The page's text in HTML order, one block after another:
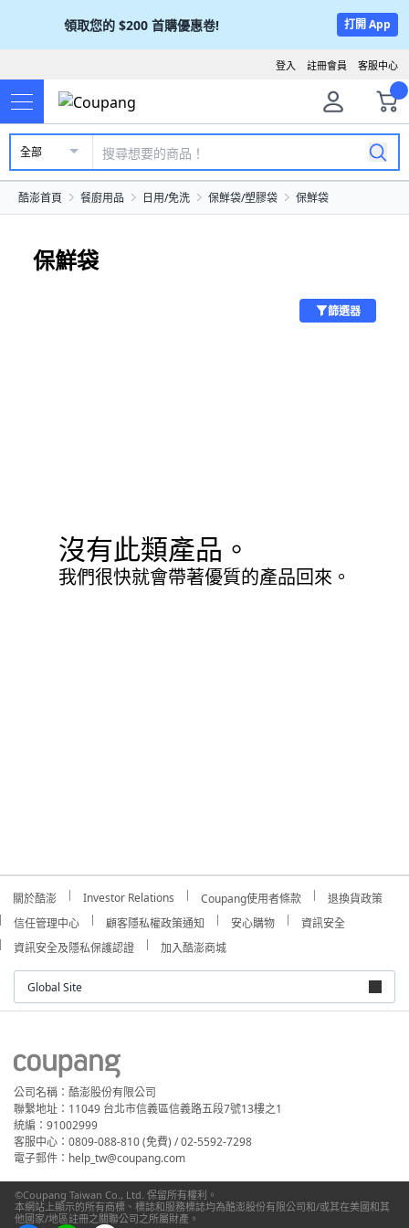
領取您的 $200 首購優惠卷! 打開 App
客服中心
註冊會員
登入
全部
酷澎首頁 餐廚用品 日用/免洗 保鮮袋/塑膠袋 保鮮袋
保鮮袋
篩選器
沒有此類產品。
我們很快就會帶著優質的產品回來。
關於酷澎 Investor Relations Coupang使用者條款
退換貨政策
信任管理中心
顧客隱私權政策通知 安心購物
資訊安全
資訊安全及隱私保護認證
加入酷澎商城
Global Site
公司名稱：酷澎股份有限公司
聯繫地址：11049 台北市信義區信義路五段7號13樓之1
統編：91002999
客服中心：0809-088-810 (免費) / 02-5592-7298
電子郵件：help_tw@coupang.com
©Coupang Taiwan Co., Ltd. 保留所有權利。
本網站上顯示的所有商標、標誌和服務標誌均為酷澎股份有限公司和/或其在美國和其
他國家/地區註冊之關聯公司之所屬財產。